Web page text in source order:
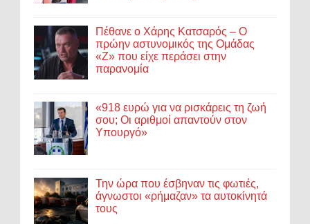
Πέθανε ο Χάρης Κατσαρός – Ο
πρώην αστυνομικός της Ομάδας
«Ζ» που είχε περάσει στην
παρανομία
«918 ευρώ για να ρισκάρεις τη ζωή
σου; Οι αριθμοί απαντούν στον
Υπουργό»
Την ώρα που έσβηναν τις φωτιές,
άγνωστοι «ρήμαζαν» τα αυτοκίνητά
τους